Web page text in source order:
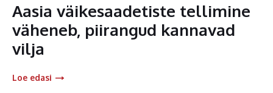
Aasia väikesaadetiste tellimine
väheneb, piirangud kannavad
vilja
Loe edasi